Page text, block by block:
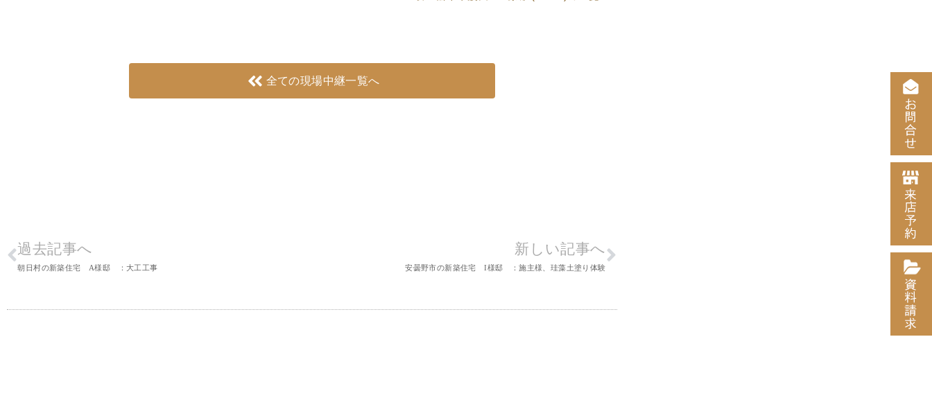
全ての現場中継一覧へ
過去記事へ
朝日村の新築住宅 A様邸 ：大工工事
新しい記事へ
安曇野市の新築住宅 I様邸 ：施主様、珪藻土塗り体験